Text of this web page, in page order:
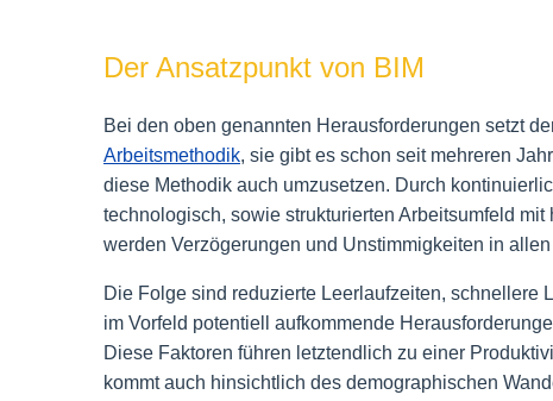
Der Ansatzpunkt von BIM
Bei den oben genannten Herausforderungen setzt
Arbeitsmethodik, sie gibt es schon seit mehreren
diese Methodik auch umzusetzen. Durch
technologisch, sowie strukturierten Arbeitsumfeld
werden Verzögerungen und Unstimmigkeiten in
Die Folge sind reduzierte Leerlaufzeiten, schnellere
im Vorfeld potentiell aufkommende
Diese Faktoren führen letztendlich zu einer
kommt auch hinsichtlich des demographischen